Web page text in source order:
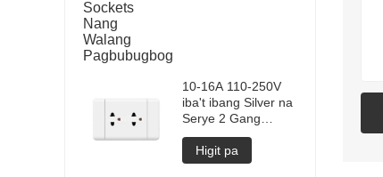
10-16A 110-250V
iba't ibang Silver na
Serye 2 Gang
Universal pader
Sockets
Higit pa